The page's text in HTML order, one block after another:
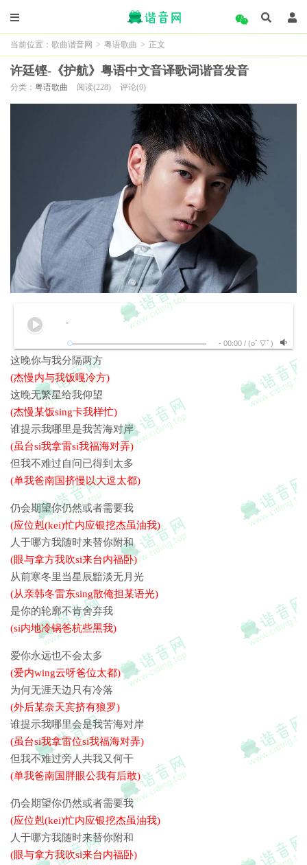
当前位置： 歌曲谐音网 > 粤语歌曲 > 正文
许廷铿-《护航》粤语中文音译歌词谐音发音
分类： 粤语歌曲 阅读(228) 评论(0)
-
- 00:00 / (oﾟ▽ﾟ)
这晚你与我分隔两方
(杰慢内与我饭嘎冷方)
这晚无繁星给我仰望
(杰慢某饭sing卡我样忙)
谁提示我哪里是我苦海对岸
(虽台si我拿雷si我福海对弄)
但我不难过自问已得到太多
(单我爸南国挤慢以大逗太都)
仍会期望你仍然或者需要我
(应位剋(kei)忙内应银挖杰虽油我)
人于哪方我随时来替你附和
(眼与拿方我吹si来台内福卧)
从前寒冬里当星辰黯淡无月光
(从亲韩冬雷东sing散俺担某语光)
是你的轮廓不肯舍弃我
(si内地冷锅爸杭些黑我)
爱你永远也不会太多
(爱内wing云呀爸位太都)
为何无涯天边只有冷落
(外后某奈天宾挤有狼罗)
谁提示我哪里会是我苦海对岸
(虽台si我拿雷位si我福海对弄)
但我不难过旁人共我又何干
(单我爸南国胖眼公我有后敢)
仍会期望你仍然或者需要我
(应位剋(kei)忙内应银挖杰虽油我)
人于哪方我随时来替你附和
(眼与拿方我吹si来台内福卧)
这晚你与我分隔两方
(杰慢内与我饭嘎冷方)
这晚无繁星给我仰望
(杰慢某饭sing卡我样忙)
谁提示我哪里是我苦海对岸
(虽台si我拿雷si我福海对弄)
但我不难过自问已得到太多
(单我爸南国挤慢以大逗太都)